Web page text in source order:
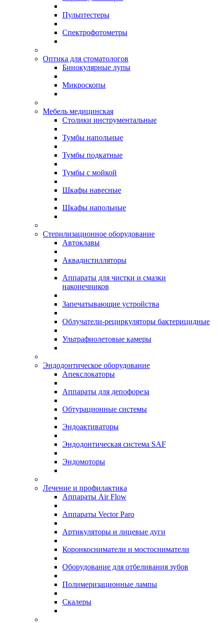
Пульптестеры
Спектрофотометры
Оптика для стоматологов
Бинокулярные лупы
Микроскопы
Мебель медицинская
Столики инструментальные
Тумбы напольные
Тумбы подкатные
Тумбы с мойкой
Шкафы навесные
Шкафы напольные
Стерилизационное оборудование
Автоклавы
Аквадистилляторы
Аппараты для чистки и смазки
наконечников
Запечатывающие устройства
Облучатели-рециркуляторы бактерицидные
Ультрафиолетовые камеры
Эндодонтическое оборудование
Апекслокаторы
Аппараты для депофореза
Обтурационные системы
Эндоактиваторы
Эндодонтическая система SAF
Эндомоторы
Лечение и профилактика
Аппараты Air Flow
Аппараты Vector Paro
Артикуляторы и лицевые дуги
Коронкосниматели и мостосниматели
Оборудование для отбеливания зубов
Полимеризационные лампы
Скалеры